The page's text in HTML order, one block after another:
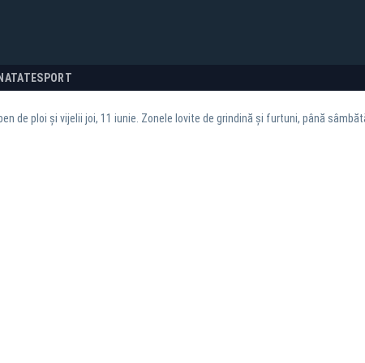
SPORT
de ploi și vijelii joi, 11 iunie. Zonele lovite de grindină și furtuni, până